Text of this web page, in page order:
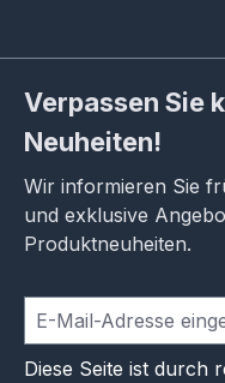
Verpassen Sie
Neuheiten!
Wir informieren Sie
und exklusive
Produktneuheiten.
Diese Seite ist durch